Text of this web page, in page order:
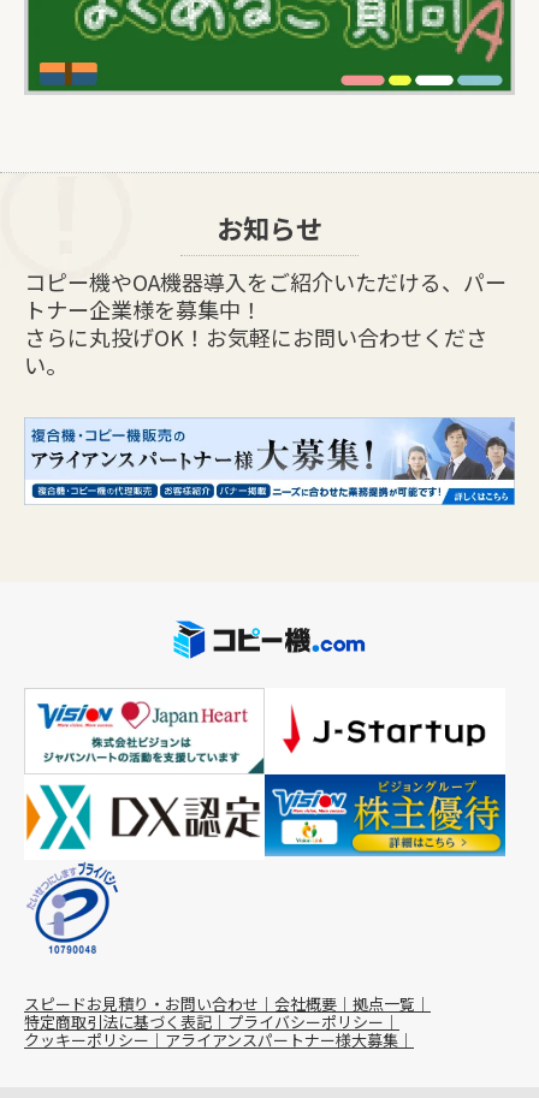
お知らせ
コピー機やOA機器導入をご紹介いただける、パー
トナー企業様を募集中！
さらに丸投げOK！お気軽にお問い合わせくださ
い。
スピードお見積り・お問い合わせ 会社概要 拠点一覧
特定商取引法に基づく表記 プライバシーポリシー
クッキーポリシー アライアンスパートナー様大募集